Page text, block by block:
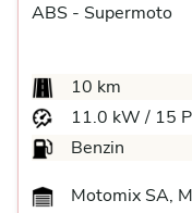
ABS - Supermoto
10 km
11.0 kW / 15
Benzin
Motomix SA,